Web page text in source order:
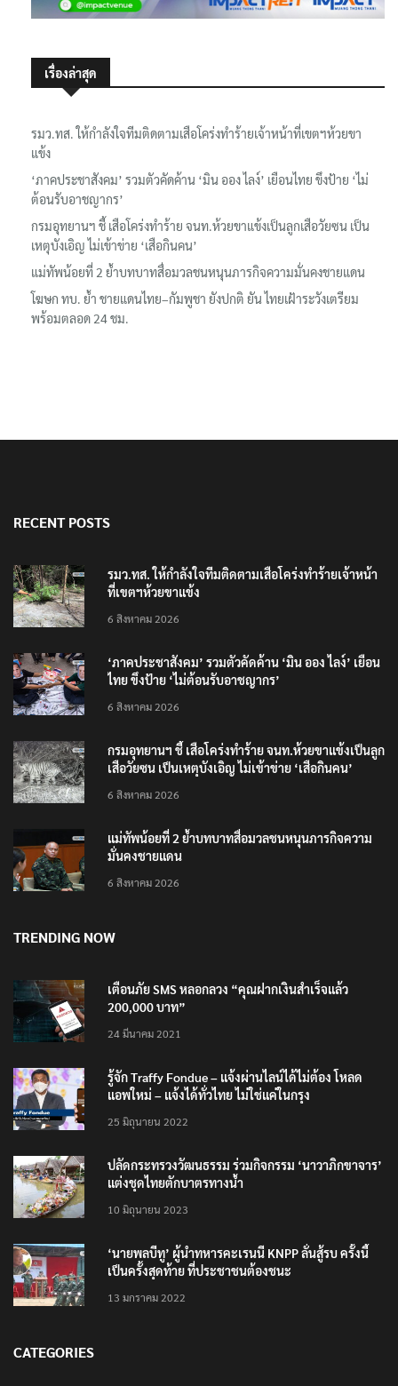
เรื่องล่าสุด
รมว.ทส. ให้กำลังใจทีมติดตามเสือโคร่งทำร้ายเจ้าหน้าที่เขตฯห้วยขา
แข้ง
‘ภาคประชาสังคม’ รวมตัวคัดค้าน ‘มิน ออง ไลง์’ เยือนไทย ขึงป้าย ‘ไม่
ต้อนรับอาชญากร’
กรมอุทยานฯ ชี้ เสือโคร่งทำร้าย จนท.ห้วยขาแข้งเป็นลูกเสือวัยซน เป็น
เหตุบังเอิญ ไม่เข้าข่าย ‘เสือกินคน’
แม่ทัพน้อยที่ 2 ย้ำบทบาทสื่อมวลชนหนุนภารกิจความมั่นคงชายแดน
โฆษก ทบ. ย้ำ ชายแดนไทย–กัมพูชา ยังปกติ ยัน ไทยเฝ้าระวังเตรียม
พร้อมตลอด 24 ชม.
RECENT POSTS
รมว.ทส. ให้กำลังใจทีมติดตามเสือโคร่งทำร้ายเจ้าหน้า
ที่เขตฯห้วยขาแข้ง
6 สิงหาคม 2026
‘ภาคประชาสังคม’ รวมตัวคัดค้าน ‘มิน ออง ไลง์’ เยือน
ไทย ขึงป้าย ‘ไม่ต้อนรับอาชญากร’
6 สิงหาคม 2026
กรมอุทยานฯ ชี้ เสือโคร่งทำร้าย จนท.ห้วยขาแข้งเป็นลูก
เสือวัยซน เป็นเหตุบังเอิญ ไม่เข้าข่าย ‘เสือกินคน’
6 สิงหาคม 2026
แม่ทัพน้อยที่ 2 ย้ำบทบาทสื่อมวลชนหนุนภารกิจความ
มั่นคงชายแดน
6 สิงหาคม 2026
TRENDING NOW
เตือนภัย SMS หลอกลวง “คุณฝากเงินสำเร็จแล้ว
200,000 บาท”
24 มีนาคม 2021
รู้จัก Traffy Fondue – แจ้งผ่านไลน์ได้ไม่ต้อง โหลด
แอพใหม่ – แจ้งได้ทั่วไทย ไม่ใช่แค่ในกรุง
25 มิถุนายน 2022
ปลัดกระทรวงวัฒนธรรม ร่วมกิจกรรม ‘นาวาภิกขาจาร’
แต่งชุดไทยตักบาตรทางน้ำ
10 มิถุนายน 2023
‘นายพลบีทู’ ผู้นำทหารคะเรนนี KNPP ลั่นสู้รบ ครั้งนี้
เป็นครั้งสุดท้าย ที่ประชาชนต้องชนะ
13 มกราคม 2022
CATEGORIES